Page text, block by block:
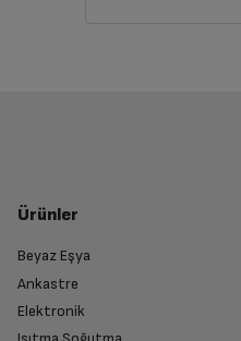
Ürünler
Beyaz Eşya
Ankastre
Elektronik